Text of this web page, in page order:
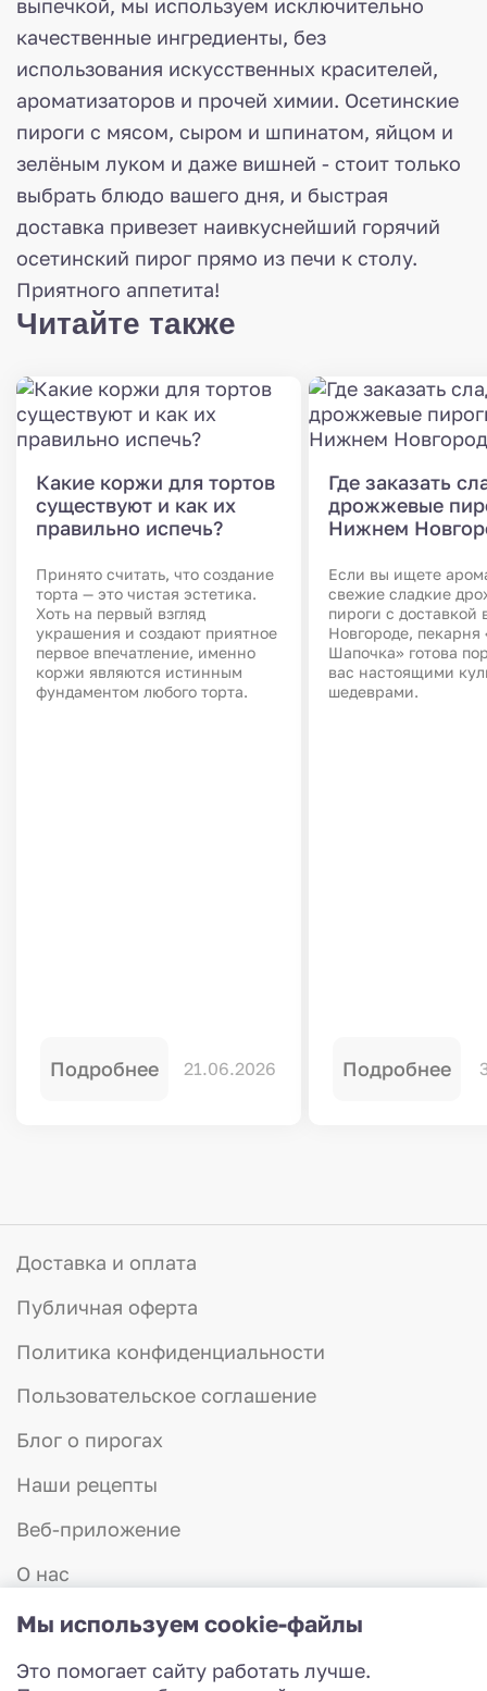
выпечкой, мы используем исключительно
качественные ингредиенты, без
использования искусственных красителей,
ароматизаторов и прочей химии. Осетинские
пироги с мясом, сыром и шпинатом, яйцом и
зелёным луком и даже вишней - стоит только
выбрать блюдо вашего дня, и быстрая
доставка привезет наивкуснейший горячий
осетинский пирог прямо из печи к столу.
Приятного аппетита!
Читайте также
Какие коржи для тортов
существуют и как их
правильно испечь?
Принято считать, что создание
торта — это чистая эстетика.
Хоть на первый взгляд
украшения и создают приятное
первое впечатление, именно
коржи являются истинным
фундаментом любого торта.
Подробнее 21.06.2026
Где заказать
дрожжевые
Нижнем
Если вы ищете
свежие сладкие
пироги с
Новгороде, пекарня
Шапочка» готова
вас настоящими
шедеврами.
Подробнее
Доставка и оплата
Публичная оферта
Политика конфиденциальности
Пользовательское соглашение
Блог о пирогах
Наши рецепты
Веб-приложение
О нас
Отзывы
Контакты
Мы используем cookie-файлы
Это помогает сайту работать лучше.